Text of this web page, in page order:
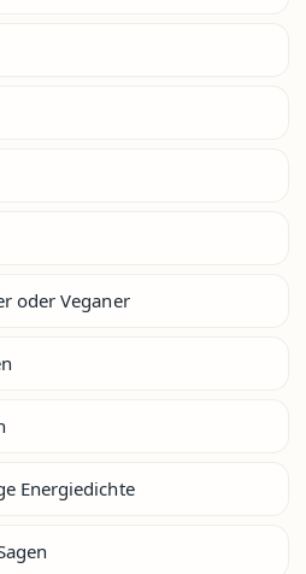
oder Veganer
Energiedichte